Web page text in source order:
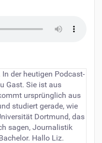
der heutigen Podcast-
Gast. Sie ist aus
ursprünglich aus
studiert gerade, wie
Dortmund, das
sagen, Journalistik
Hallo Liz.